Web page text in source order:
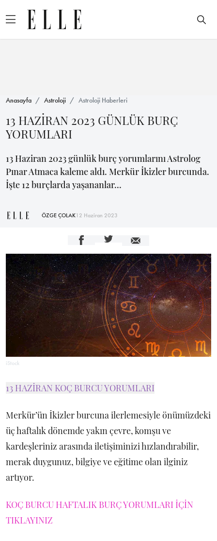
Anasayfa Astroloji Astroloji Haberleri
13 HAZİRAN 2023 GÜNLÜK BURÇ
YORUMLARI
13 Haziran 2023 günlük burç yorumlarını Astrolog
Pınar Atmaca kaleme aldı. Merkür İkizler burcunda.
İşte 12 burçlarda yaşananlar...
ÖZGE ÇOLAK12 Haziran 2023
iStock
13 HAZİRAN KOÇ BURCU YORUMLARI
Merkür’ün İkizler burcuna ilerlemesiyle önümüzdeki
üç haftalık dönemde yakın çevre, komşu ve
kardeşleriniz arasında iletişiminizi hızlandırabilir,
merak duygunuz, bilgiye ve eğitime olan ilginiz
artıyor.
KOÇ BURCU HAFTALIK BURÇ YORUMLARI İÇİN
TIKLAYINIZ